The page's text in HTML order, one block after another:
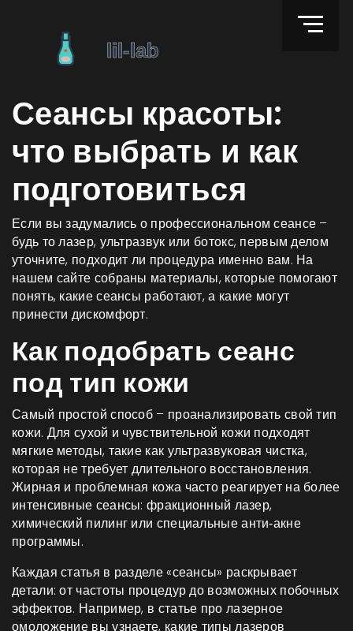
Сеансы красоты:
что выбрать и как
подготовиться
Если вы задумались о профессиональном сеансе –
будь то лазер, ультразвук или ботокс, первым делом
уточните, подходит ли процедура именно вам. На
нашем сайте собраны материалы, которые помогают
понять, какие сеансы работают, а какие могут
принести дискомфорт.
Как подобрать сеанс
под тип кожи
Самый простой способ – проанализировать свой тип
кожи. Для сухой и чувствительной кожи подходят
мягкие методы, такие как ультразвуковая чистка,
которая не требует длительного восстановления.
Жирная и проблемная кожа часто реагирует на более
интенсивные сеансы: фракционный лазер,
химический пилинг или специальные анти‑акне
программы.
Каждая статья в разделе «сеансы» раскрывает
детали: от частоты процедур до возможных побочных
эффектов. Например, в статье про лазерное
омоложение вы узнаете, какие типы лазеров